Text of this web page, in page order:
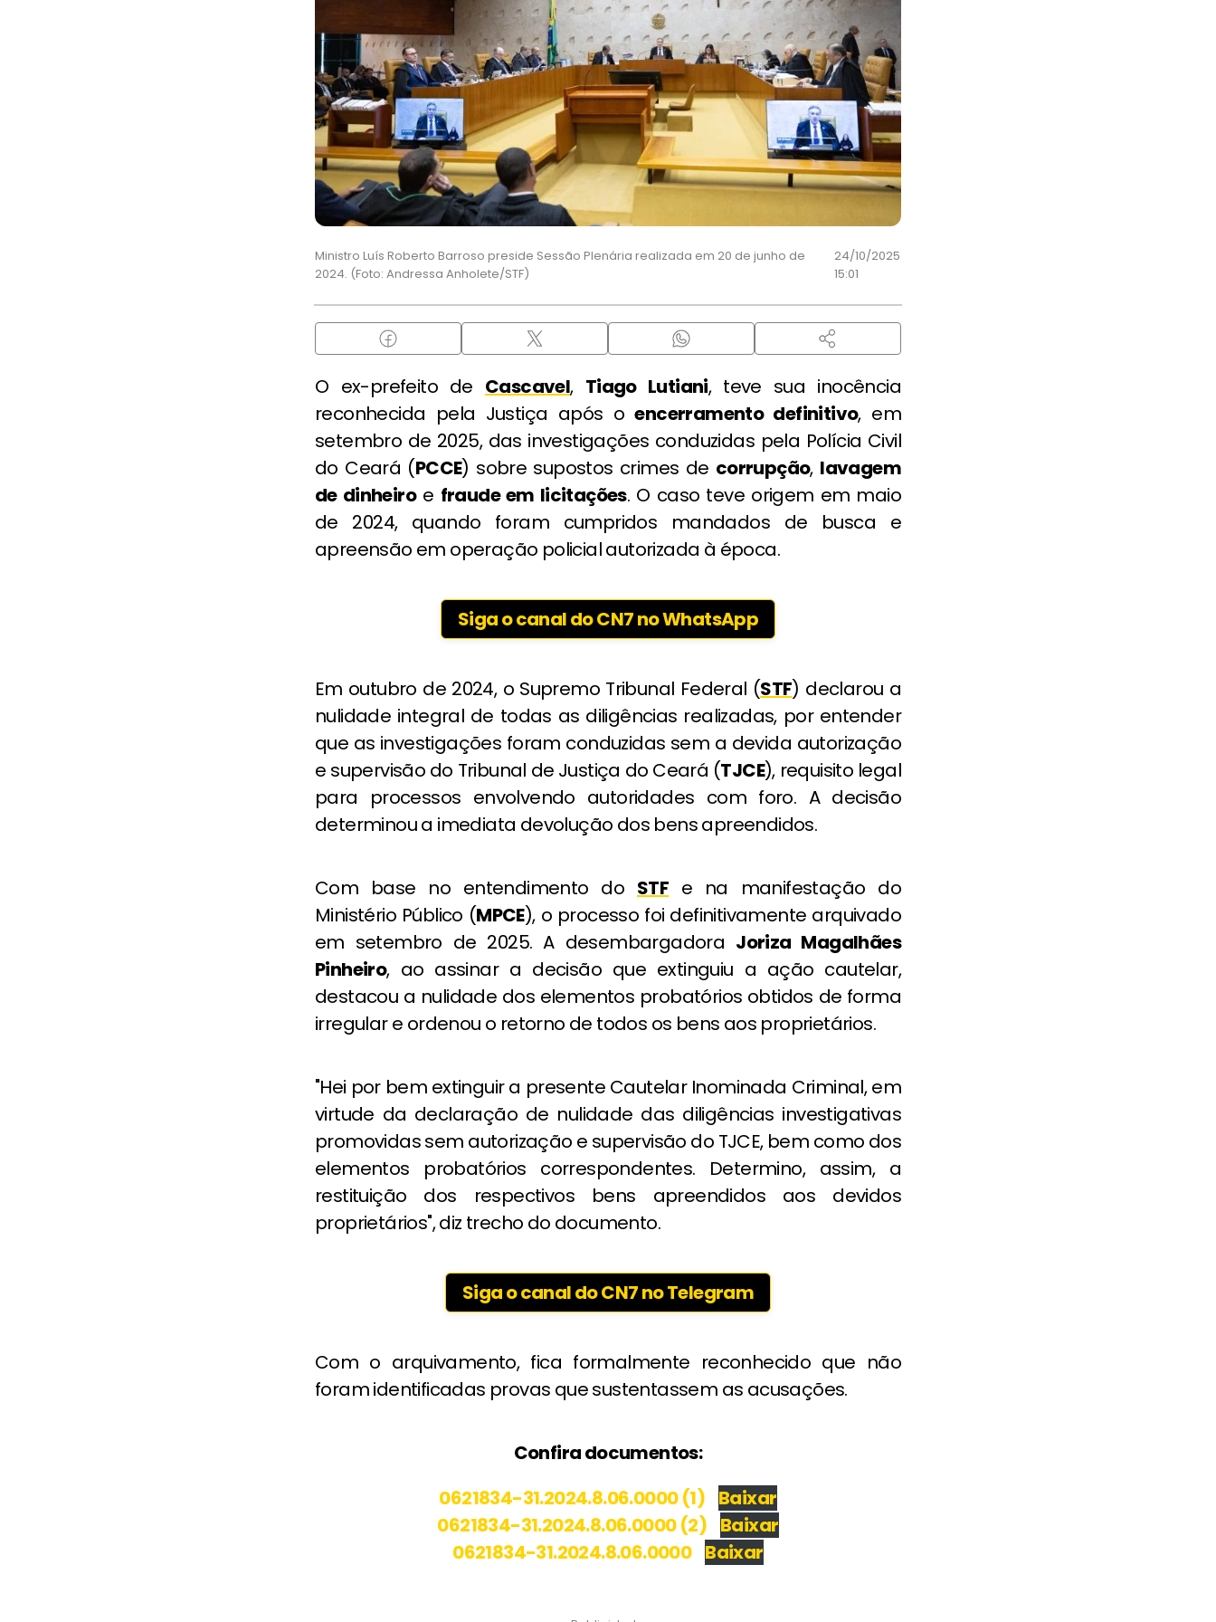
Ministro Luís Roberto Barroso preside Sessão Plenária realizada em 20 de junho de
2024. (Foto: Andressa Anholete/STF)
24/10/2025
15:01
O ex-prefeito de Cascavel, Tiago Lutiani, teve sua inocência
reconhecida pela Justiça após oencerramento definitivo, em
setembro de 2025, das investigações conduzidas pela Polícia Civil
do Ceará (PCCE) sobre supostos crimes de corrupção, lavagem
de dinheiroe fraude em licitações. O caso teve origem em maio
de 2024, quando foram cumpridos mandados de busca e
apreensão em operação policial autorizada à época.
Siga o canal do CN7 no WhatsApp
Em outubro de 2024, o Supremo Tribunal Federal (STF) declarou a
nulidade integral de todas as diligências realizadas, por entender
que as investigações foram conduzidas sem a devida autorização
e supervisão do Tribunal de Justiça do Ceará (TJCE), requisito legal
para processos envolvendo autoridades com foro. A decisão
determinou a imediata devolução dos bens apreendidos.
Com base no entendimento do STF e na manifestação do
Ministério Público (MPCE), o processo foi definitivamente arquivado
em setembro de 2025. A desembargadora Joriza Magalhães
Pinheiro, ao assinar a decisão que extinguiu a ação cautelar,
destacou a nulidade dos elementos probatórios obtidos de forma
irregular e ordenou o retorno de todos os bens aos proprietários.
"Hei por bem extinguir a presente Cautelar Inominada Criminal, em
virtude da declaração de nulidade das diligências investigativas
promovidas sem autorização e supervisão do TJCE, bem como dos
elementos probatórios correspondentes. Determino, assim, a
restituição dos respectivos bens apreendidos aos devidos
proprietários", diz trecho do documento.
Siga o canal do CN7 no Telegram
Com o arquivamento, fica formalmente reconhecido que não
foram identificadas provas que sustentassem as acusações.
Confira documentos:
0621834-31.2024.8.06.0000 (1) Baixar
0621834-31.2024.8.06.0000 (2) Baixar
0621834-31.2024.8.06.0000 Baixar